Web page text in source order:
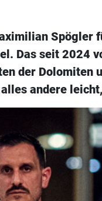
Spögler
Das seit 2024
der Dolomiten
andere